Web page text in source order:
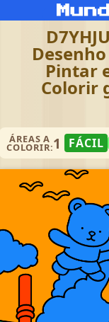
Pintar
Colorir
ÁREAS A
COLORIR:1 FÁCIL